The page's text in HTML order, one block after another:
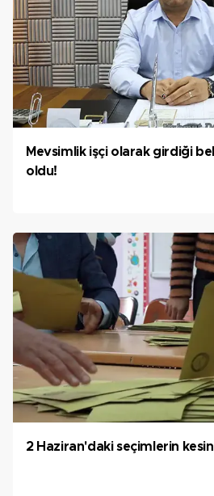
Mevsimlik işçi olarak girdiği
oldu!
2 Haziran'daki seçimlerin kesin